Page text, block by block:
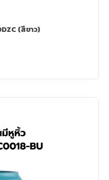
(สีขาว)